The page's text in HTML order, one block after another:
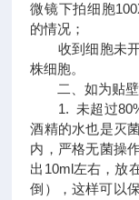
微镜下拍细胞
的情况；
收到细胞未开
株细胞。
二、如为贴壁
1. 未超过80%
酒精的水也是灭
内，严格无菌操
出10ml左右，放
倒），这样可以